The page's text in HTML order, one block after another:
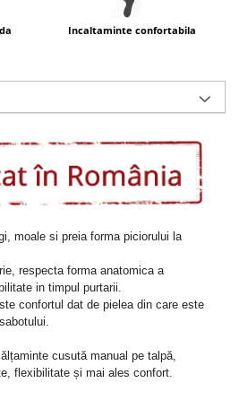
Incaltaminte confortabila
moale si preia forma piciorului la
respecta forma anatomica a
in timpul purtarii.
confortul dat de pielea din care este
cusută manual pe talpă,
flexibilitate și mai ales confort.